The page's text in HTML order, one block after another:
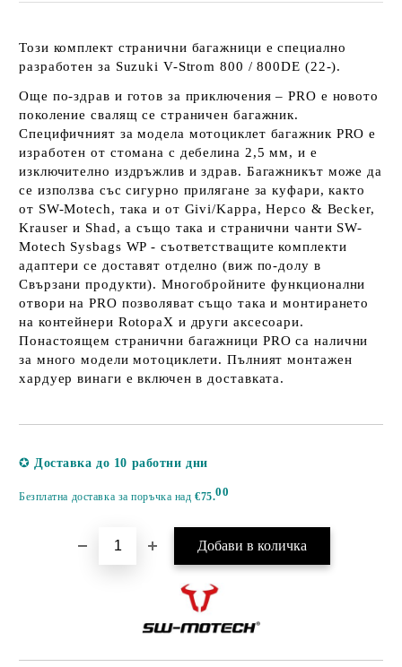
Този комплект странични багажници е специално
разработен за Suzuki V-Strom 800 / 800DE (22-).
Още по-здрав и готов за приключения – PRO е новото
поколение свалящ се страничен багажник.
Специфичният за модела мотоциклет багажник PRO е
изработен от стомана с дебелина 2,5 мм, и е
изключително издръжлив и здрав. Багажникът може да
се използва със сигурно прилягане за куфари, както
от SW-Motech, така и от Givi/Kappa, Hepco & Becker,
Krauser и Shad, а също така и странични чанти SW-
Motech Sysbags WP - съответстващите комплекти
адаптери се доставят отделно (виж по-долу в
Свързани продукти). Многобройните функционални
отвори на PRO позволяват също така и монтирането
на контейнери RotopaX и други аксесоари.
Понастоящем странични багажници PRO са налични
за много модели мотоциклети. Пълният монтажен
хардуер винаги е включен в доставката.
✪ Доставка до 10 работни дни
Безплатна доставка за поръчка над€75.00